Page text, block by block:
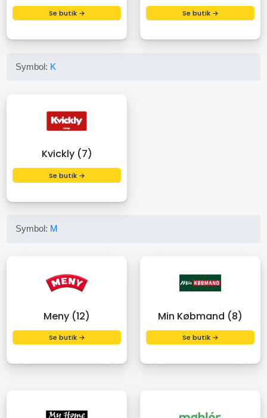
Se butik → Se butik →
Symbol: K
Kvickly (7)
Se butik →
Symbol: M
Meny (12)
Se butik →
Min Købmand (8)
Se butik →